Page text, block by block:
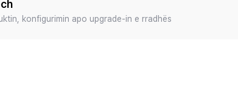
konfigurimin apo upgrade-in e rradhës